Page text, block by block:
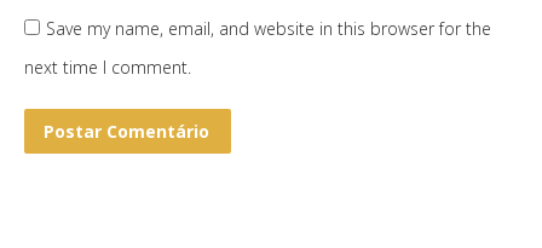
Save my name, email, and website in this browser for the
next time I comment.
Postar Comentário